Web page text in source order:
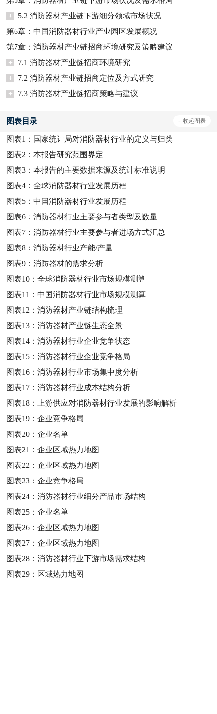
+
5.2 消防器材产业链下游细分领域市场状况
第6章：中国消防器材行业产业园区发展概况
第7章：消防器材产业链招商环境研究及策略建议
+
7.1 消防器材产业链招商环境研究
+
7.2 消防器材产业链招商定位及方式研究
+
7.3 消防器材产业链招商策略与建议
图表目录 - 收起图表
图表1： 国家统计局对消防器材行业的定义与归类
图表2：本报告研究范围界定
图表3：本报告的主要数据来源及统计标准说明
图表4：全球消防器材行业发展历程
图表5：中国消防器材行业发展历程
图表6：消防器材行业主要参与者类型及数量
图表7：消防器材行业主要参与者进场方式汇总
图表8：消防器材行业产能/产量
图表9：消防器材的需求分析
图表10：全球消防器材行业市场规模测算
图表11：中国消防器材行业市场规模测算
图表12：消防器材产业链结构梳理
图表13：消防器材产业链生态全景
图表14：消防器材行业企业竞争状态
图表15：消防器材行业企业竞争格局
图表16：消防器材行业市场集中度分析
图表17：消防器材行业成本结构分析
图表18：
上游供应对消防器材行业发展的影响解析
图表19：企业竞争格局
图表20：企业名单
图表21：企业区域热力地图
图表22：企业区域热力地图
图表23：企业竞争格局
图表24：消防器材行业细分产品市场结构
图表25：企业名单
图表26：企业区域热力地图
图表27：企业区域热力地图
图表28：消防器材行业下游市场需求结构
图表29： 区域热力地图